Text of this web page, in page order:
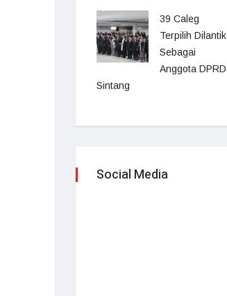
39 Caleg
Terpilih Dilantik
Sebagai
Anggota DPRD
Sintang
Social Media